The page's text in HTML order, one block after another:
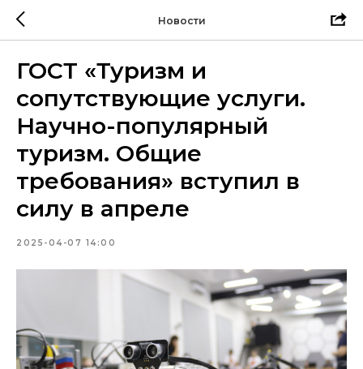
Новости
ГОСТ «Туризм и
сопутствующие услуги.
Научно-популярный
туризм. Общие
требования» вступил в
силу в апреле
2025-04-07 14:00